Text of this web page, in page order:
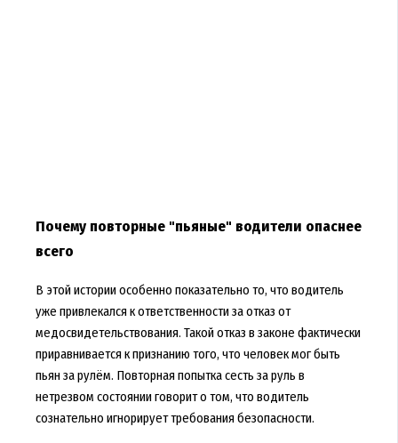
Почему повторные "пьяные" водители опаснее
всего
В этой истории особенно показательно то, что водитель
уже привлекался к ответственности за отказ от
медосвидетельствования. Такой отказ в законе фактически
приравнивается к признанию того, что человек мог быть
пьян за рулём. Повторная попытка сесть за руль в
нетрезвом состоянии говорит о том, что водитель
сознательно игнорирует требования безопасности.